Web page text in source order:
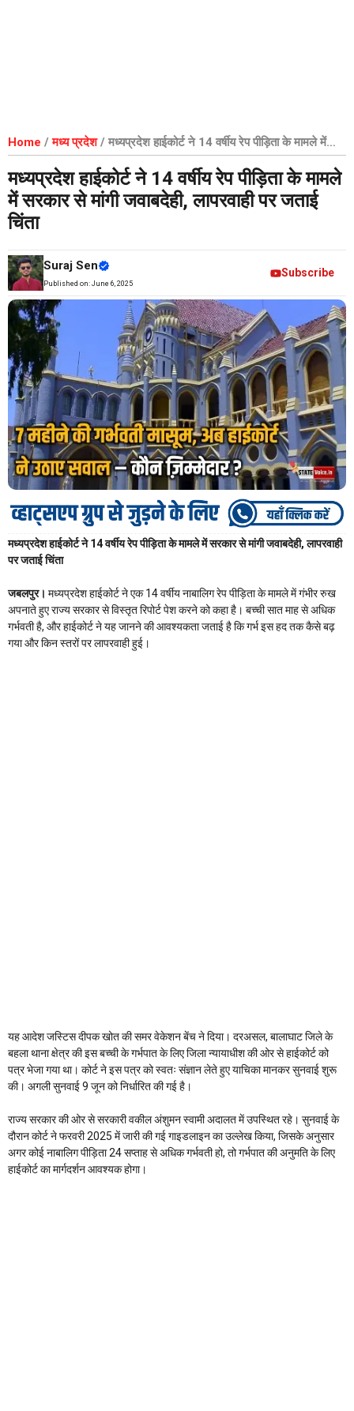
Home /मध्य प्रदेश/ मध्यप्रदेश हाईकोर्ट ने 14 वर्षीय रेप पीड़िता के मामले में
सरकार से मांगी जवाबदेही, लापरवाही पर जताई चिंता
मध्यप्रदेश हाईकोर्ट ने 14 वर्षीय रेप पीड़िता के मामले
में सरकार से मांगी जवाबदेही, लापरवाही पर जताई
चिंता
Suraj Sen
Published on: June 6, 2025
Subscribe
मध्यप्रदेश हाईकोर्ट ने 14 वर्षीय रेप पीड़िता के मामले में सरकार से मांगी जवाबदेही, लापरवाही
पर जताई चिंता
जबलपुर। मध्यप्रदेश हाईकोर्ट ने एक 14 वर्षीय नाबालिग रेप पीड़िता के मामले में गंभीर रुख
अपनाते हुए राज्य सरकार से विस्तृत रिपोर्ट पेश करने को कहा है। बच्ची सात माह से अधिक
गर्भवती है, और हाईकोर्ट ने यह जानने की आवश्यकता जताई है कि गर्भ इस हद तक कैसे बढ़
गया और किन स्तरों पर लापरवाही हुई।
यह आदेश जस्टिस दीपक खोत की समर वेकेशन बेंच ने दिया। दरअसल, बालाघाट जिले के
बहला थाना क्षेत्र की इस बच्ची के गर्भपात के लिए जिला न्यायाधीश की ओर से हाईकोर्ट को
पत्र भेजा गया था। कोर्ट ने इस पत्र को स्वतः संज्ञान लेते हुए याचिका मानकर सुनवाई शुरू
की। अगली सुनवाई 9 जून को निर्धारित की गई है।
राज्य सरकार की ओर से सरकारी वकील अंशुमन स्वामी अदालत में उपस्थित रहे। सुनवाई के
दौरान कोर्ट ने फरवरी 2025 में जारी की गई गाइडलाइन का उल्लेख किया, जिसके अनुसार
अगर कोई नाबालिग पीड़िता 24 सप्ताह से अधिक गर्भवती हो, तो गर्भपात की अनुमति के लिए
हाईकोर्ट का मार्गदर्शन आवश्यक होगा।